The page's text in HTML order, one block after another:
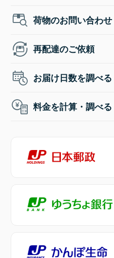
荷物のお問い合わせ
再配達のご依頼
お届け日数を調べる
料金を計算・調べる